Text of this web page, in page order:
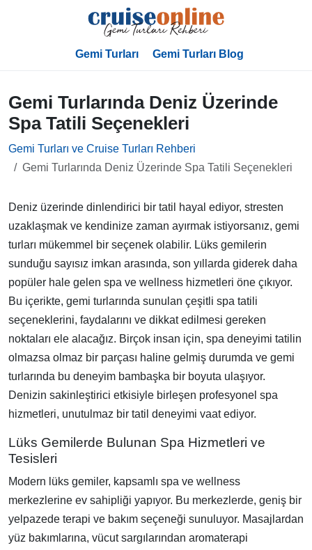
Gemi Turları Gemi Turları Blog
Gemi Turlarında Deniz Üzerinde
Spa Tatili Seçenekleri
Gemi Turları ve Cruise Turları Rehberi
Gemi Turlarında Deniz Üzerinde Spa Tatili Seçenekleri
Deniz üzerinde dinlendirici bir tatil hayal ediyor, stresten
uzaklaşmak ve kendinize zaman ayırmak istiyorsanız, gemi
turları mükemmel bir seçenek olabilir. Lüks gemilerin
sunduğu sayısız imkan arasında, son yıllarda giderek daha
popüler hale gelen spa ve wellness hizmetleri öne çıkıyor.
Bu içerikte, gemi turlarında sunulan çeşitli spa tatili
seçeneklerini, faydalarını ve dikkat edilmesi gereken
noktaları ele alacağız. Birçok insan için, spa deneyimi tatilin
olmazsa olmaz bir parçası haline gelmiş durumda ve gemi
turlarında bu deneyim bambaşka bir boyuta ulaşıyor.
Denizin sakinleştirici etkisiyle birleşen profesyonel spa
hizmetleri, unutulmaz bir tatil deneyimi vaat ediyor.
Lüks Gemilerde Bulunan Spa Hizmetleri ve
Tesisleri
Modern lüks gemiler, kapsamlı spa ve wellness
merkezlerine ev sahipliği yapıyor. Bu merkezlerde, geniş bir
yelpazede terapi ve bakım seçeneği sunuluyor. Masajlardan
yüz bakımlarına, vücut sargılarından aromaterapi